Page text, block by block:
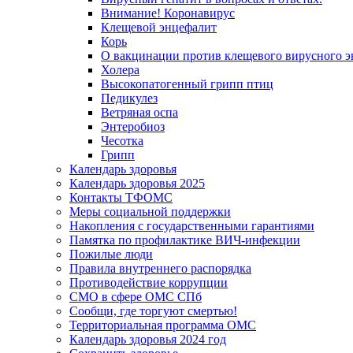
Внимание! Коронавирус
Клещевой энцефалит
Корь
О вакцинации против клещевого вирусного
Холера
Высокопатогенный грипп птиц
Педикулез
Ветряная оспа
Энтеробиоз
Чесотка
Грипп
Календарь здоровья
Календарь здоровья 2025
Контакты ТФОМС
Меры социальной поддержки
Накопления с государственными гарантиями
Памятка по профилактике ВИЧ-инфекции
Пожилые люди
Правила внутреннего распорядка
Противодействие коррупции
СМО в сфере ОМС СПб
Сообщи, где торгуют смертью!
Территориальная программа ОМС
Календарь здоровья 2024 год